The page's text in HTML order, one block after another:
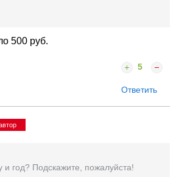
500 руб.
5
Ответить
и год? Подскажите, пожалуйста!